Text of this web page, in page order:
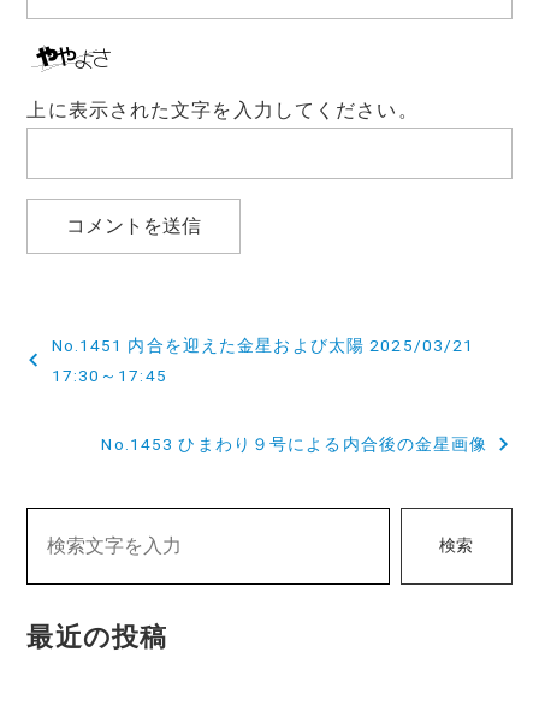
上に表示された文字を入力してください。
稿
ゲ
ー
ョ
No.1451 内合を迎えた金星および太陽 2025/03/21
17:30～17:45
No.1453 ひまわり９号による内合後の金星画像
検索
最近の投稿